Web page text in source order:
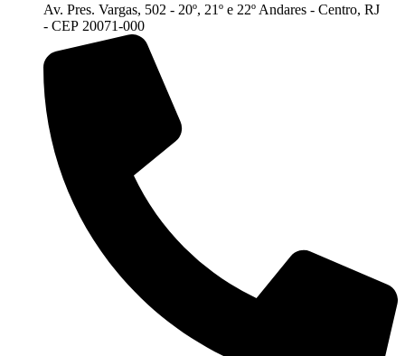
Av. Pres. Vargas, 502 - 20º, 21º e 22º Andares - Centro, RJ
- CEP 20071-000